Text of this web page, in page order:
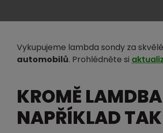
Vykupujeme lambda sondy za
automobilů. Prohlédněte si
KROMĚ
NAPŘÍKLAD